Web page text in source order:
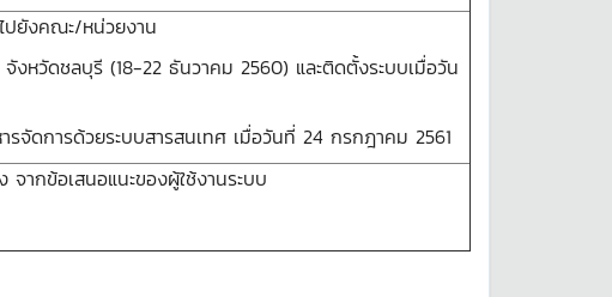
ปยังคณะ/หน่วยงาน
จังหวัดชลบุรี (18-22 ธันวาคม 2560) และติดตั้งระบบเมื่อวัน
รจัดการด้วยระบบสารสนเทศ เมื่อวันที่ 24 กรกฎาคม 2561
ากข้อเสนอแนะของผู้ใช้งานระบบ